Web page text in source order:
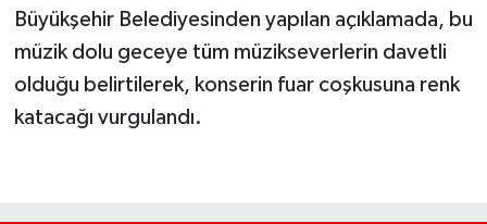
Büyükşehir Belediyesinden yapılan açıklamada, bu
müzik dolu geceye tüm müzikseverlerin davetli
olduğu belirtilerek, konserin fuar coşkusuna renk
katacağı vurgulandı.